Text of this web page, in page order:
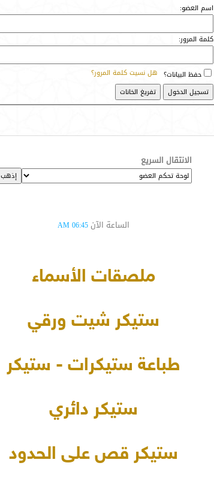
اسم العضو:
كلمة المرور:
هل نسيت كلمة المرور؟ حفظ البيانات؟
الانتقال السريع
الساعة الآن 06:45 AM
ملصقات الأسماء
ستيكر شيت ورقي
طباعة ستيكرات - ستيكر
ستيكر دائري
ستيكر قص على الحدود